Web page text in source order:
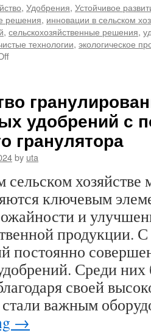
, Удобрения, Устойчивое
решения, инновации в сельском
, сельскохозяйственные решения,
технологии, экологическое
on
для
производства
удобрений
NPK:
содействие
развитию
сельского
хозяйства
удобрений с
гранулятора
by uta
хозяйстве
ключевым
и
продукции.
постоянно
Среди
своей
стали важным
→